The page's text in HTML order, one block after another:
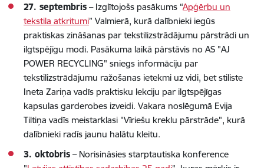
27. septembris – Izglītojošs pasākums “Apģērbu un
tekstila atkritumi” Valmierā, kurā dalībnieki iegūs
praktiskas zināšanas par tekstilizstrādājumu pārstrādi un
ilgtspējīgu modi. Pasākuma laikā pārstāvis no AS "AJ
POWER RECYCLING" sniegs informāciju par
tekstilizstrādājumu ražošanas ietekmi uz vidi, bet stiliste
Ineta Zariņa vadīs praktisku lekciju par ilgtspējīgas
kapsulas garderobes izveidi. Vakara noslēgumā Evija
Tiltiņa vadīs meistarklasi "Vīriešu kreklu pārstrāde", kurā
dalībnieki radīs jaunu halātu kleitu.
3. oktobris – Norisināsies starptautiska konference